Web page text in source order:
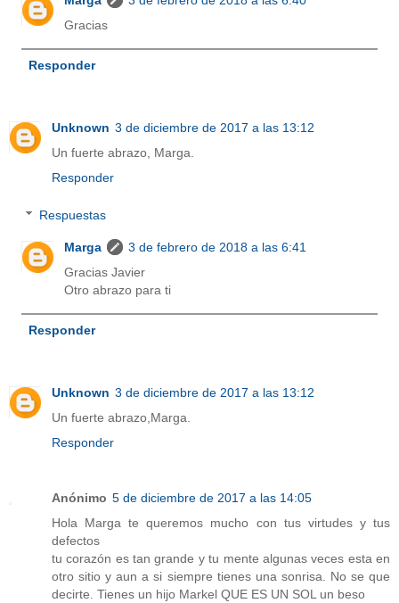
Gracias
Responder
Unknown 3 de diciembre de 2017 a las 13:12
Un fuerte abrazo, Marga.
Responder
Respuestas
Marga
3 de febrero de 2018 a las 6:41
Gracias Javier
Otro abrazo para ti
Responder
Unknown 3 de diciembre de 2017 a las 13:12
Un fuerte abrazo,Marga.
Responder
Anónimo 5 de diciembre de 2017 a las 14:05
Hola Marga te queremos mucho con tus virtudes y tus
defectos
tu corazón es tan grande y tu mente algunas veces esta en
otro sitio y aun a si siempre tienes una sonrisa. No se que
decirte. Tienes un hijo Markel QUE ES UN SOL un beso